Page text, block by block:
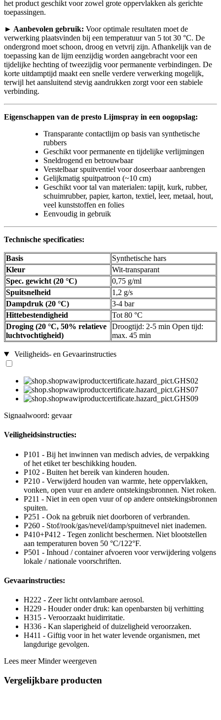
het product geschikt voor zowel grote oppervlakken als gerichte
toepassingen.
► Aanbevolen gebruik: Voor optimale resultaten moet de
verwerking plaatsvinden bij een temperatuur van 5 tot 30 °C. De
ondergrond moet schoon, droog en vetvrij zijn. Afhankelijk van de
toepassing kan de lijm eenzijdig worden aangebracht voor een
tijdelijke hechting of tweezijdig voor permanente verbindingen. De
korte uitdamptijd maakt een snelle verdere verwerking mogelijk,
terwijl het aansluitend stevig aandrukken zorgt voor een stabiele
verbinding.
Eigenschappen van de presto Lijmspray in een oogopslag:
Transparante contactlijm op basis van synthetische
rubbers
Geschikt voor permanente en tijdelijke verlijmingen
Sneldrogend en betrouwbaar
Verstelbaar spuitventiel voor doseerbaar aanbrengen
Gelijkmatig spuitpatroon (~10 cm)
Geschikt voor tal van materialen: tapijt, kurk, rubber,
schuimrubber, papier, karton, textiel, leer, metaal, hout,
veel kunststoffen en folies
Eenvoudig in gebruik
Technische specificaties:
Basis
Synthetische hars
Kleur
Wit-transparant
Spec. gewicht (20 °C)
0,75 g/ml
Spuitsnelheid
1,2 g/s
Dampdruk (20 °C)
3-4 bar
Hittebestendigheid
Tot 80 °C
Droging (20 °C, 50% relatieve
luchtvochtigheid)
Droogtijd: 2-5 min Open tijd:
max. 45 min
Veiligheids- en Gevaarinstructies
Signaalwoord: gevaar
Veiligheidsinstructies:
P101 - Bij het inwinnen van medisch advies, de verpakking
of het etiket ter beschikking houden.
P102 - Buiten het bereik van kinderen houden.
P210 - Verwijderd houden van warmte, hete oppervlakken,
vonken, open vuur en andere ontstekingsbronnen. Niet roken.
P211 - Niet in een open vuur of op andere ontstekingsbronnen
spuiten.
P251 - Ook na gebruik niet doorboren of verbranden.
P260 - Stof/rook/gas/nevel/damp/spuitnevel niet inademen.
P410+P412 - Tegen zonlicht beschermen. Niet blootstellen
aan temperaturen boven 50 °C/122°F.
P501 - Inhoud / container afvoeren voor verwijdering volgens
lokale / nationale voorschriften.
Gevaarinstructies:
H222 - Zeer licht ontvlambare aerosol.
H229 - Houder onder druk: kan openbarsten bij verhitting
H315 - Veroorzaakt huidirritatie.
H336 - Kan slaperigheid of duizeligheid veroorzaken.
H411 - Giftig voor in het water levende organismen, met
langdurige gevolgen.
Lees meer Minder weergeven
Vergelijkbare producten